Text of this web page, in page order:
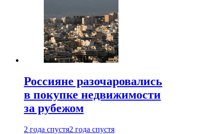
Россияне разочаровались
в покупке недвижимости
за рубежом
2 года спустя2 года спустя